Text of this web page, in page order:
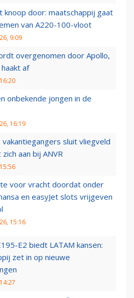
knoop door: maatschappij gaat
van A220-100-vloot
9:09
overgenomen door Apollo,
af
onbekende jongen in de
16:19
vakantiegangers sluit vliegveld
aan bij ANVR
voor vracht doordat onder
en easyJet slots vrijgeven
15:16
E2 biedt LATAM kansen:
zet in op nieuwe